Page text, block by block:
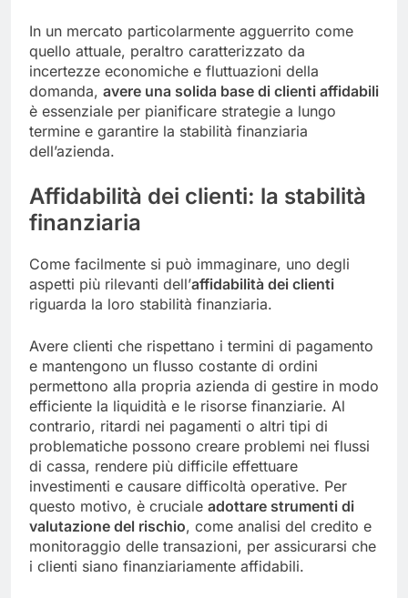
In un mercato particolarmente agguerrito come
quello attuale, peraltro caratterizzato da
incertezze economiche e fluttuazioni della
domanda, avere una solida base di clienti affidabili
è essenziale per pianificare strategie a lungo
termine e garantire la stabilità finanziaria
dell’azienda.
Affidabilità dei clienti: la stabilità
finanziaria
Come facilmente si può immaginare, uno degli
aspetti più rilevanti dell’affidabilità dei clienti
riguarda la loro stabilità finanziaria.
Avere clienti che rispettano i termini di pagamento
e mantengono un flusso costante di ordini
permettono alla propria azienda di gestire in modo
efficiente la liquidità e le risorse finanziarie. Al
contrario, ritardi nei pagamenti o altri tipi di
problematiche possono creare problemi nei flussi
di cassa, rendere più difficile effettuare
investimenti e causare difficoltà operative. Per
questo motivo, è cruciale adottare strumenti di
valutazione del rischio, come analisi del credito e
monitoraggio delle transazioni, per assicurarsi che
i clienti siano finanziariamente affidabili.